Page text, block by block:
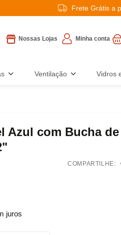
Frete Grátis a
Nossas Lojas Minha conta
Ventilação Vidros
Azul com Bucha
COMPARTILHE:
juros